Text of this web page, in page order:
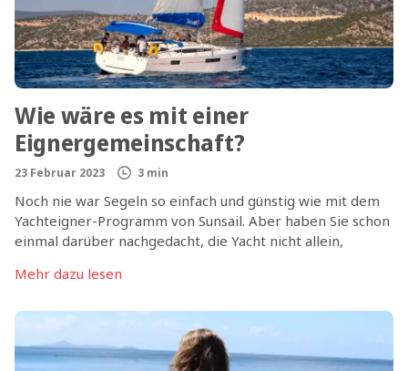
Wie wäre es mit einer
Eignergemeinschaft?
23 Februar 2023 3 min
Noch nie war Segeln so einfach und günstig wie mit dem
Yachteigner-Programm von Sunsail. Aber haben Sie schon
einmal darüber nachgedacht, die Yacht nicht allein,
Heute stellen wir Ihnen vor, wie Sie ganz einfach Ihre
können und erklären, warum die Möglichkeit der
Eignergemeinschaft im Rahmen des Sunsail
Yachteignerprogramms so viele Segelenthusiasten
Mehr dazu lesen